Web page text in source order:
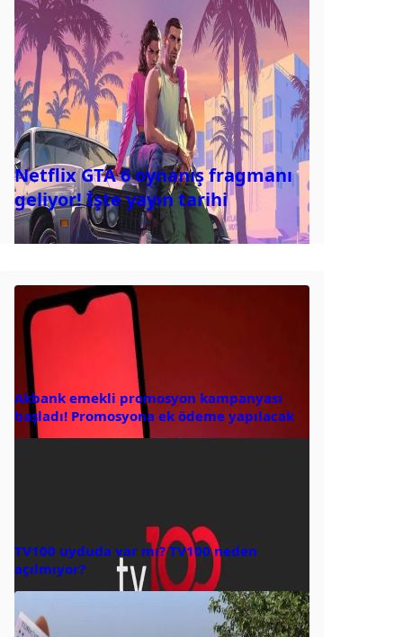
Netflix GTA 6 oynanış fragmanı
geliyor! İşte yayın tarihi
Akbank emekli promosyon kampanyası
başladı! Promosyona ek ödeme yapılacak
TV100 uyduda var mı? TV100 neden
açılmıyor?